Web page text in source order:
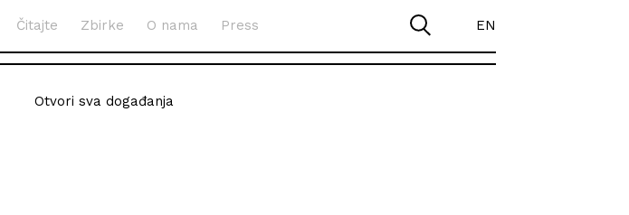
Čitajte Zbirke O nama Press EN
Otvori sva događanja